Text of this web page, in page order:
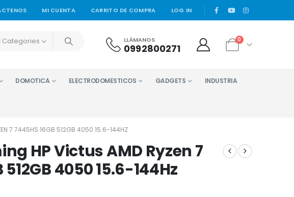
MI CUENTA CARRITO DE COMPRA LOG IN |
Categories LLÁMANOS
0992800271
0
DOMOTICA ELECTRODOMESTICOS GADGETS INDUSTRIA
7 7445HS 16GB 512GB 4050 15.6-144HZ
HP Victus AMD Ryzen 7
512GB 4050 15.6-144Hz